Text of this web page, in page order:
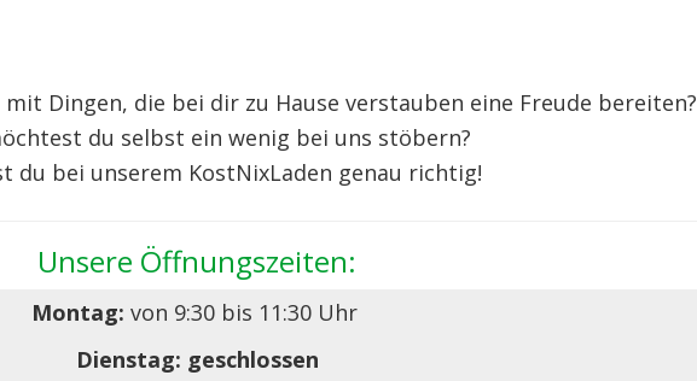
Dingen, die bei dir zu Hause verstauben eine Freude bereiten?
du selbst ein wenig bei uns stöbern?
du bei unserem KostNixLaden genau richtig!
Unsere Öffnungszeiten:
Montag: von 9:30 bis 11:30 Uhr
Dienstag: geschlossen